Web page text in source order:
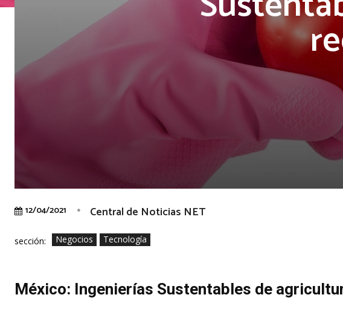
12/04/2021 Central de Noticias NET
sección: Negocios Tecnología
México: Ingenierías Sustentables de